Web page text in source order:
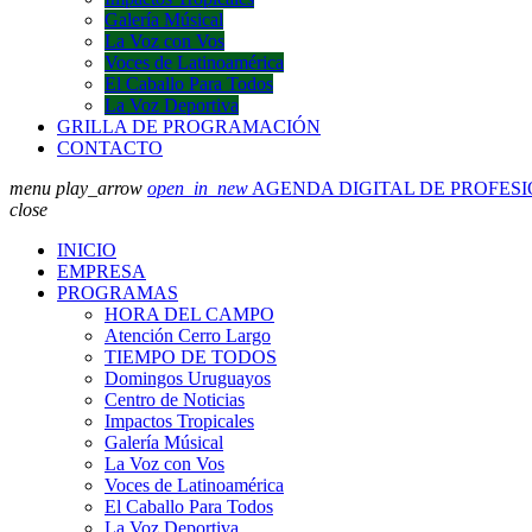
Galería Músical
La Voz con Vos
Voces de Latinoamérica
El Caballo Para Todos
La Voz Deportiva
GRILLA DE PROGRAMACIÓN
CONTACTO
menu play_arrow open_in_new AGENDA DIGITAL DE
close
INICIO
EMPRESA
PROGRAMAS
HORA DEL CAMPO
Atención Cerro Largo
TIEMPO DE TODOS
Domingos Uruguayos
Centro de Noticias
Impactos Tropicales
Galería Músical
La Voz con Vos
Voces de Latinoamérica
El Caballo Para Todos